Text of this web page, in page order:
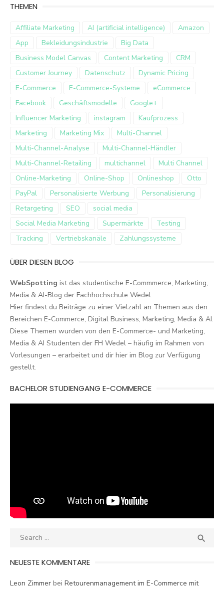
THEMEN
Affiliate Marketing AI (artificial intelligence)
Amazon
App
Bekleidungsindustrie
Big Data
Business Model Canvas
Content Marketing
CRM
Customer Journey
Datenschutz
Dynamic Pricing
E-Commerce
E-Commerce-Systeme
eCommerce
Facebook
Geschäftsmodelle
Google+
Influencer Marketing
instagram
Kaufprozess
Marketing
Marketing Mix
Multi-Channel
Multi-Channel-Analyse
Multi-Channel-Händler
Multi-Channel-Retailing
multichannel
Multi Channel
Online-Marketing
Online-Shop Onlineshop
Otto
PayPal
Personalisierte Werbung
Personalisierung
Retargeting
SEO
social media
Social Media Marketing
Supermärkte
Testing
Tracking
Vertriebskanäle Zahlungssysteme
ÜBER DIESEN BLOG
WebSpotting ist das studentische E-Commmerce, Marketing,
Media & AI-Blog der Fachhochschule Wedel.
Hier findest du Beiträge zu einer Vielzahl an Themen aus den
Bereichen E-Commerce, Digital Business, Marketing, Media & AI.
Diese Themen wurden von den E-Commerce- und Marketing,
Media & AI Studenten der FH Wedel – häufig im Rahmen von
Vorlesungen – erarbeitet und dir hier im Blog zur Verfügung
gestellt.
BACHELOR STUDIENGANG E-COMMERCE
Search

NEUESTE KOMMENTARE
Leon Zimmer bei Retourenmanagement im E-Commerce mit